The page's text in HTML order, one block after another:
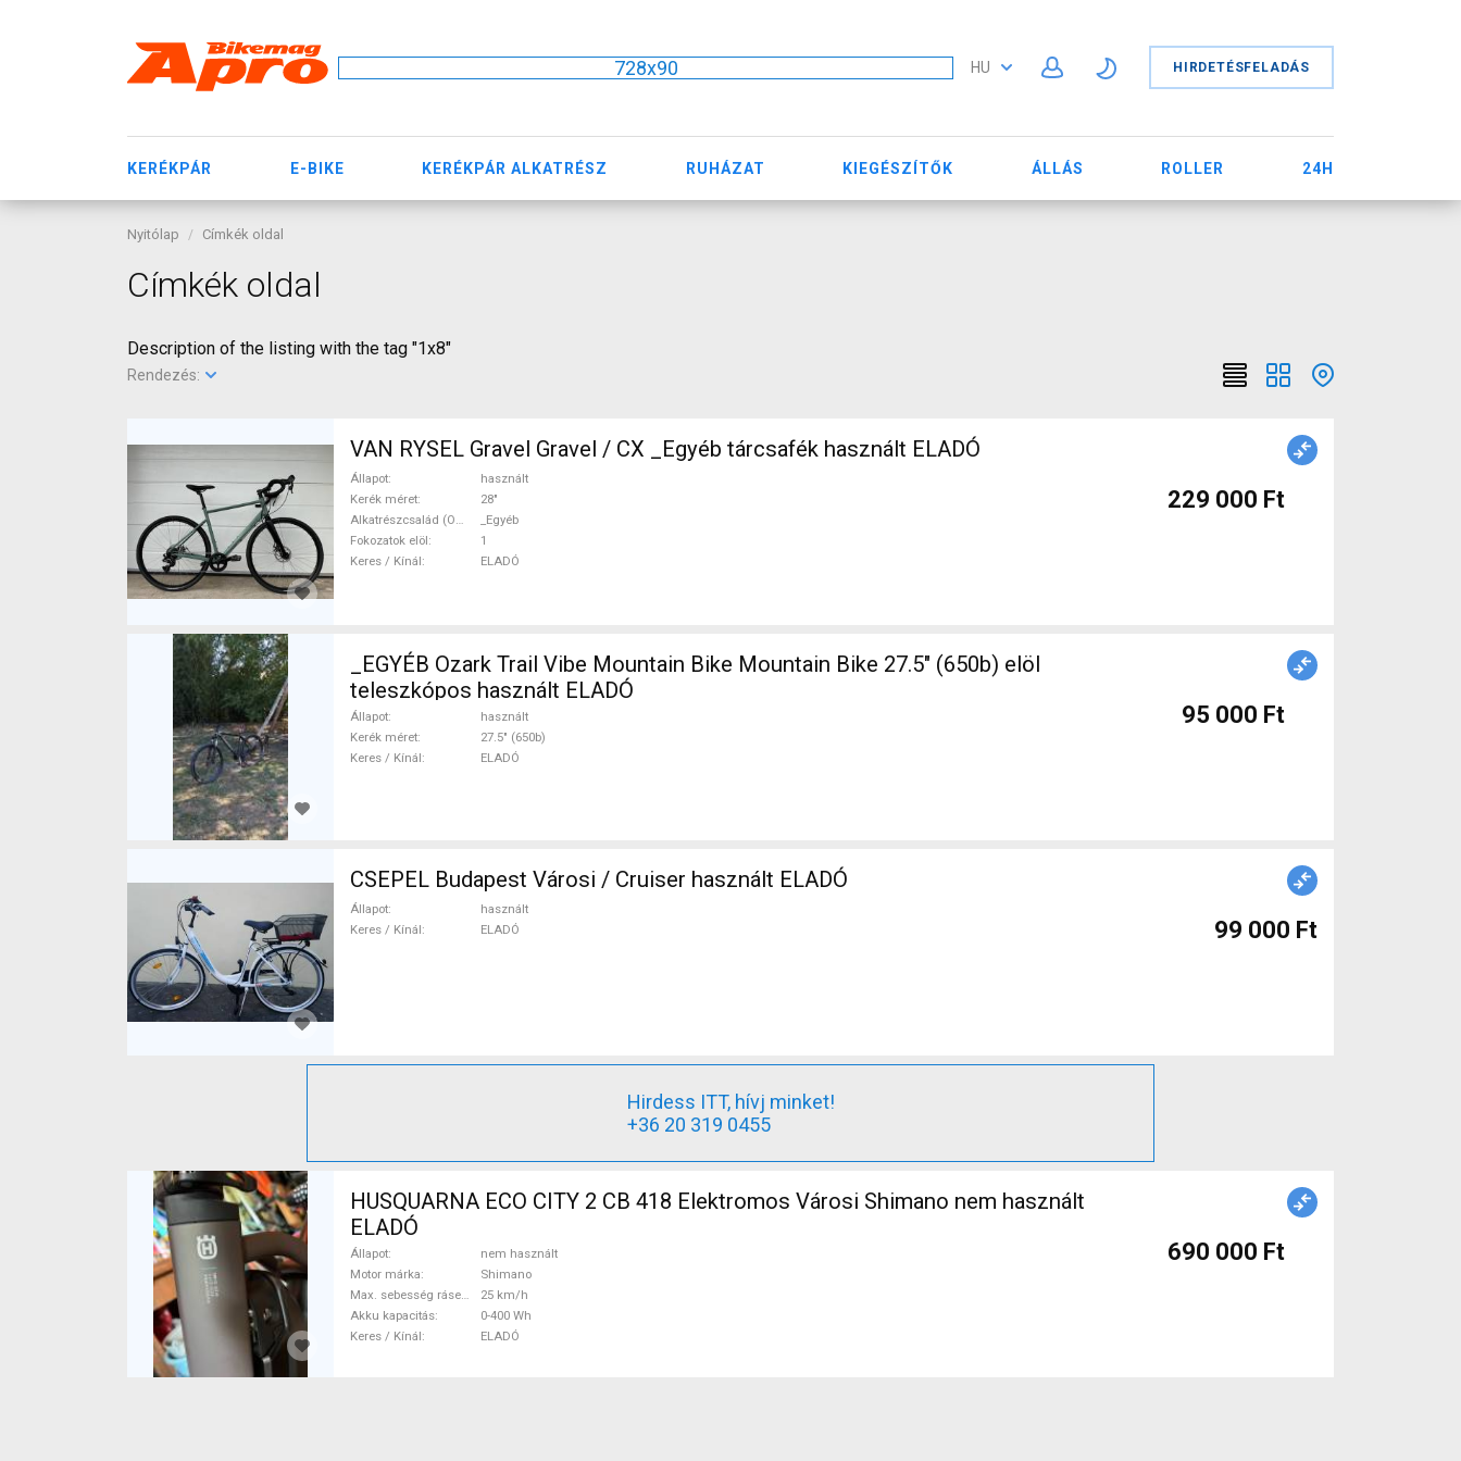
728x90 HU HIRDETÉSFELADÁS
KERÉKPÁR E-BIKE KERÉKPÁR ALKATRÉSZ RUHÁZAT KIEGÉSZÍTŐK ÁLLÁS ROLLER 24H
Nyitólap Címkék oldal
Címkék oldal
Description of the listing with the tag "1x8"
Rendezés:
VAN RYSEL Gravel Gravel / CX _Egyéb tárcsafék használt ELADÓ
Állapot
használt
Kerék méret
28"
Alkatrészcsalád (Outi)
_Egyéb
Fokozatok elöl
1
Keres / Kínál
ELADÓ
229 000 Ft
_EGYÉB Ozark Trail Vibe Mountain Bike Mountain Bike 27.5" (650b) elöl
teleszkópos használt ELADÓ
Állapot
használt
Kerék méret
27.5" (650b)
Keres / Kínál
ELADÓ
95 000 Ft
CSEPEL Budapest Városi / Cruiser használt ELADÓ
Állapot
használt
Keres / Kínál
ELADÓ 99 000 Ft
Hirdess ITT, hívj minket!
+36 20 319 0455
HUSQUARNA ECO CITY 2 CB 418 Elektromos Városi Shimano nem használt
ELADÓ
Állapot
nem használt
Motor márka
Shimano
Max. sebesség rásegítéssel
25 km/h
Akku kapacitás
0-400 Wh
Keres / Kínál
ELADÓ
690 000 Ft